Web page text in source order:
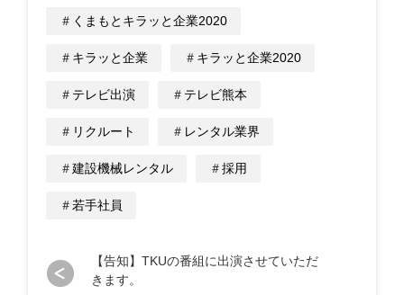
＃ くまもとキラッと企業2020
＃ キラッと企業 ＃ キラッと企業2020
＃ テレビ出演 ＃ テレビ熊本
＃ リクルート ＃ レンタル業界
＃建設機械レンタル ＃採用
＃若手社員
投
稿
【告知】TKUの番組に出演させていただ
きます。